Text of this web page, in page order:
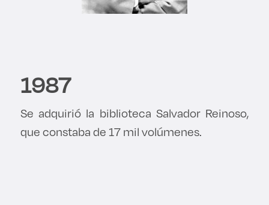
1987
Se adquirió la biblioteca Salvador Reinoso,
que constaba de 17 mil volúmenes.